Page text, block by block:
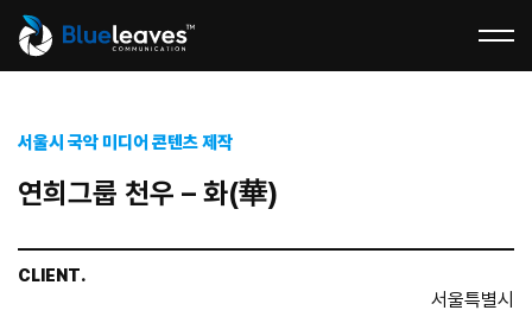
서울시 국악 미디어 콘텐츠 제작
연희그룹 천우 – 화(華)
CLIENT.
서울특별시